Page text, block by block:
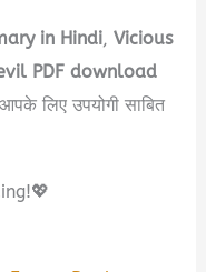
in Hindi,Vicious
PDF download
लिए उपयोगी साबित